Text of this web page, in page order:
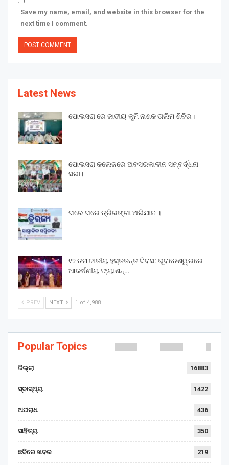
Save my name, email, and website in this browser for the
next time I comment.
Latest News
ପୋଲସରା ରେ ଜାତୀୟ କୃମି ନାଶକ ତାଲିମ ଶିବିର।
ପୋଲସରା କଲେଜରେ ଅବସରକାଳୀନ ସମ୍ବର୍ଦ୍ଧନା
ସଭା।
ଘରେ ଘରେ ତ୍ରିରଙ୍ଗା ଅଭିଯାନ ।
୧୨ ତମ ଜାତୀୟ ହସ୍ତତନ୍ତ ଦିବସ: ଭୁବନେଶ୍ୱରରେ
ଆକର୍ଷଣୀୟ ଫ୍ୟାଶନ୍…
PREV NEXT 1 of 4,988
Popular Topics
ଜିଲ୍ଲା 16883
ସ୍ବାସ୍ଥ୍ୟ 1422
ଅପରାଧ 436
ସାହିତ୍ୟ 350
ଛବିରେ ଖବର 219